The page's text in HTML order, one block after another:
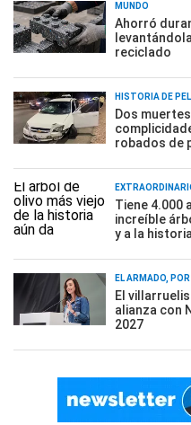
MUNDO
Ahorró
reciclado
HISTORIA DE
Dos
robados de
Tiene 4.000
increíble
y a la historia
EL ARMADO,
El
alianza con
2027